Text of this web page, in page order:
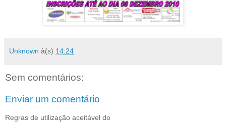
Unknown à(s) 14:24
Sem comentários:
Enviar um comentário
Regras de utilização aceitável do